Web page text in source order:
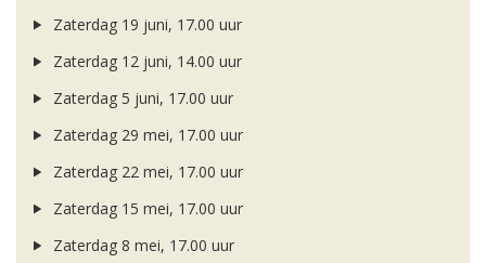
Zaterdag 19 juni, 17.00 uur
Zaterdag 12 juni, 14.00 uur
Zaterdag 5 juni, 17.00 uur
Zaterdag 29 mei, 17.00 uur
Zaterdag 22 mei, 17.00 uur
Zaterdag 15 mei, 17.00 uur
Zaterdag 8 mei, 17.00 uur